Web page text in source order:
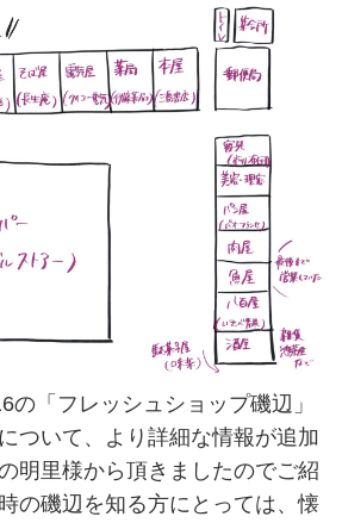
の「フレッシュショップ磯辺」
ついて、より詳細な情報が追加
明里様から頂きましたのでご紹
の磯辺を知る方にとっては、懐